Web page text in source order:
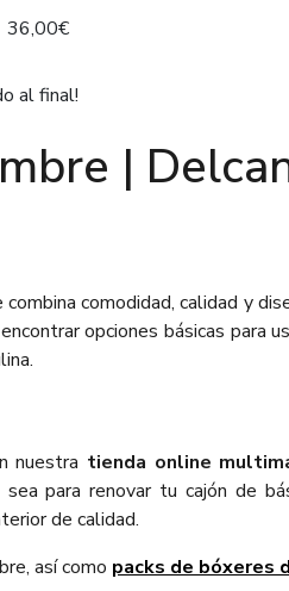
36,00€
al final!
|
combina comodidad, calidad y
opciones básicas para
nuestra tienda online
para renovar tu cajón de
de calidad.
así como packs de bóxeres